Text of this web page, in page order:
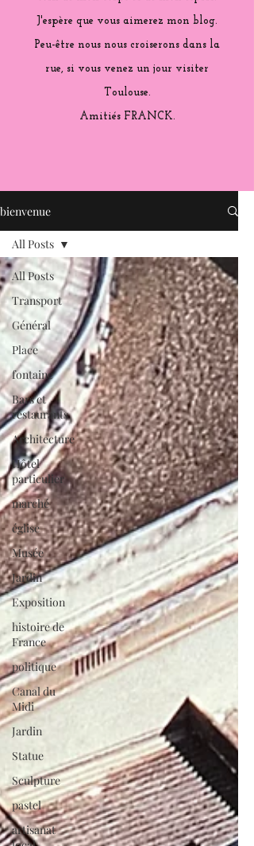
J'espère que vous aimerez mon blog.
Peu-être nous nous croiserons dans la
rue, si vous venez un jour visiter
Toulouse.
Amitiés FRANCK.
bienvenue
All Posts
Transport
Général
Place
fontaine
Bars et
restaurants
Architecture
Hôtel
particulier
marché
église
Musée
Jardin
Exposition
histoire de
France
politique
Canal du
Midi
Jardin
Statue
Sculpture
pastel
artisanat
All Posts